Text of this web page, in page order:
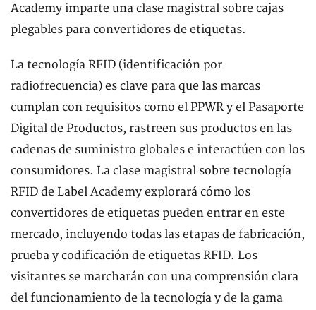
Academy imparte una clase magistral sobre cajas
plegables para convertidores de etiquetas.
La tecnología RFID (identificación por
radiofrecuencia) es clave para que las marcas
cumplan con requisitos como el PPWR y el Pasaporte
Digital de Productos, rastreen sus productos en las
cadenas de suministro globales e interactúen con los
consumidores. La clase magistral sobre tecnología
RFID de Label Academy explorará cómo los
convertidores de etiquetas pueden entrar en este
mercado, incluyendo todas las etapas de fabricación,
prueba y codificación de etiquetas RFID. Los
visitantes se marcharán con una comprensión clara
del funcionamiento de la tecnología y de la gama